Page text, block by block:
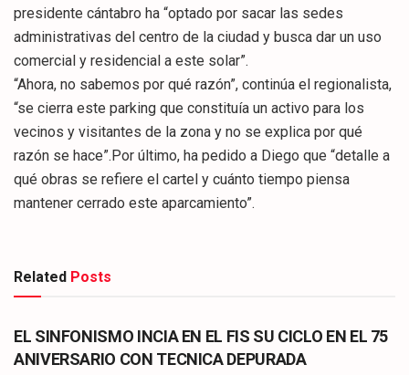
presidente cántabro ha “optado por sacar las sedes
administrativas del centro de la ciudad y busca dar un uso
comercial y residencial a este solar”.
“Ahora, no sabemos por qué razón”, continúa el regionalista,
“se cierra este parking que constituía un activo para los
vecinos y visitantes de la zona y no se explica por qué
razón se hace”.Por último, ha pedido a Diego que “detalle a
qué obras se refiere el cartel y cuánto tiempo piensa
mantener cerrado este aparcamiento”.
Related Posts
CULTURA
EL SINFONISMO INCIA EN EL FIS SU CICLO EN EL 75
ANIVERSARIO CON TECNICA DEPURADA